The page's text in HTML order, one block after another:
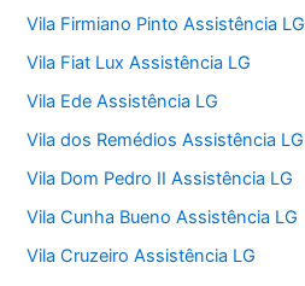
Vila Firmiano Pinto Assistência LG
Vila Fiat Lux Assistência LG
Vila Ede Assistência LG
Vila dos Remédios Assistência LG
Vila Dom Pedro II Assistência LG
Vila Cunha Bueno Assistência LG
Vila Cruzeiro Assistência LG